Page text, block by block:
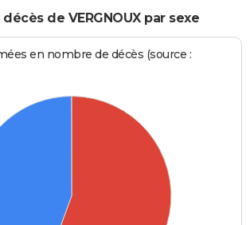
de VERGNOUX par sexe
en nombre de décès (source :